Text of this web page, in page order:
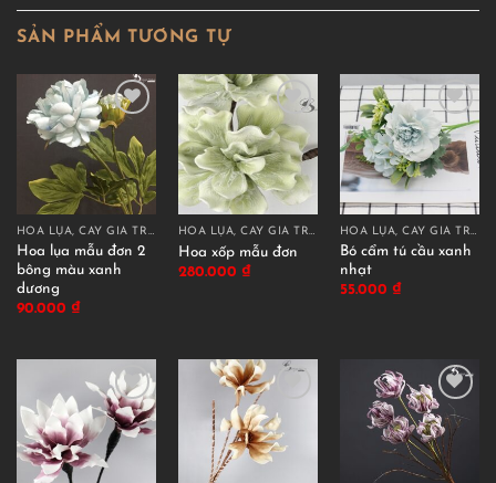
SẢN PHẨM TƯƠNG TỰ
HOA LỤA, CÂY GIẢ TRANG TRÍ CAO CẤP
Hoa lụa mẫu đơn 2
bông màu xanh
dương
90.000 ₫
HOA LỤA, CÂY GIẢ TRANG TRÍ CAO CẤP
Hoa xốp mẫu đơn
280.000 ₫
HOA LỤA, CÂY GIẢ TRANG TRÍ CAO CẤP
Bó cẩm tú cầu xanh
nhạt
55.000 ₫